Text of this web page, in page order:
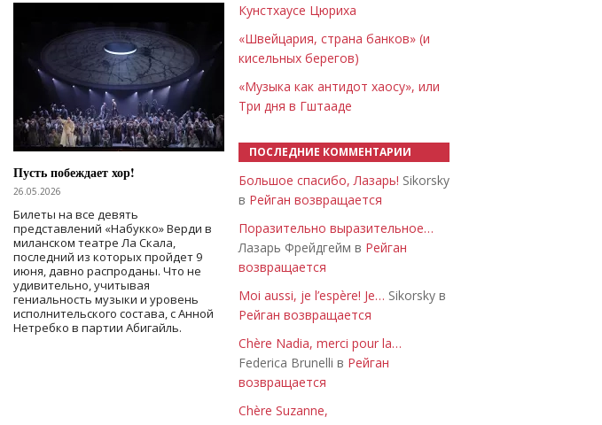
Пусть побеждает хор!
26.05.2026
Билеты на все девять
представлений «Набукко» Верди в
миланском театре Ла Скала,
последний из которых пройдет 9
июня, давно распроданы. Что не
удивительно, учитывая
гениальность музыки и уровень
исполнительского состава, с Анной
Нетребко в партии Абигайль.
Кунстхаусе Цюриха
«Швейцария, страна банков» (и
кисельных берегов)
«Музыка как антидот хаосу», или
Три дня в Гштааде
ПОСЛЕДНИЕ КОММЕНТАРИИ
Большое спасибо, Лазарь! Sikorsky
в Рейган возвращается
Поразительно выразительное…
Лазарь Фрейдгейм в Рейган
возвращается
Moi aussi, je l’espère! Je… Sikorsky в
Рейган возвращается
Chère Nadia, merci pour la…
Federica Brunelli в Рейган
возвращается
Chère Suzanne,